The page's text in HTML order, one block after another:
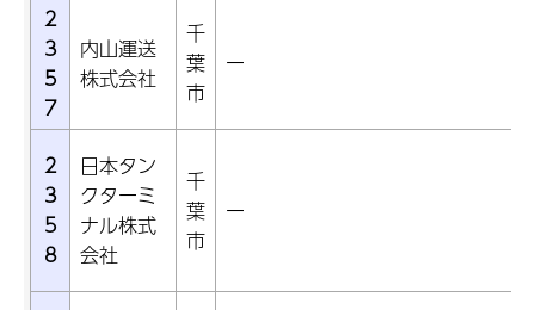
2
3
5
7
内山運送
株式会社
千
葉
市
ー
2
3
5
8
日本タン
クターミ
ナル株式
会社
千
葉
市
ー